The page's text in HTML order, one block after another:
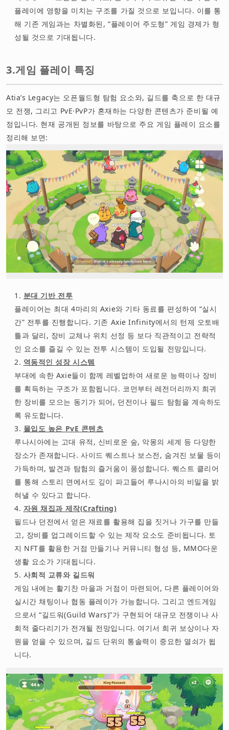
플레이에 영향을 미치는 구조를 가질 것으로 보입니다. 이를 통
해 기존 게임과는 차별화된, “플레이어 주도형” 게임 경제가 형
성될 것으로 기대됩니다.
3.게임 플레이 특징
Atia’s Legacy는 오픈월드형 탐험 요소와, 길드를 축으로 한 대규
모 전쟁, 그리고 PvE·PvP가 혼재하는 다양한 콘텐츠가 준비될 예
정입니다. 현재 공개된 정보를 바탕으로 주요 게임 플레이 요소를
정리해 보면:
분대 기반 전투
플레이어는 최대 4마리의 Axie와 기타 동료를 편성하여 “실시
간” 전투를 진행합니다. 기존 Axie Infinity에서의 턴제 오토배
틀과 달리, 장비 교체나 위치 선정 등 보다 직관적이고 전략적
인 요소를 즐길 수 있는 전투 시스템이 도입될 전망입니다.
역동적인 성장 시스템
부대에 속한 Axie들이 함께 레벨업하여 새로운 능력이나 장비
를 획득하는 구조가 포함됩니다. 코먼부터 레전더리까지 희귀
한 장비를 모으는 동기가 되어, 던전이나 필드 탐험을 계속하도
록 유도합니다.
몰입도 높은 PvE 콘텐츠
루나시아에는 고대 유적, 신비로운 숲, 악몽의 세계 등 다양한
장소가 존재합니다. 사이드 퀘스트나 보스전, 숨겨진 보물 등이
가득하며, 발견과 탐험의 즐거움이 풍성합니다. 퀘스트 클리어
를 통해 스토리 면에서도 깊이 파고들어 루나시아의 비밀을 밝
혀낼 수 있다고 합니다.
자원 채집과 제작(Crafting)
필드나 던전에서 얻은 재료를 활용해 집을 짓거나 가구를 만들
고, 장비를 업그레이드할 수 있는 제작 요소도 준비됩니다. 토
지 NFT를 활용한 거점 만들기나 커뮤니티 형성 등, MMO다운
생활 요소가 기대됩니다.
사회적 교류와 길드워
게임 내에는 활기찬 마을과 거점이 마련되어, 다른 플레이어와
실시간 채팅이나 협동 플레이가 가능합니다. 그리고 엔드게임
으로서 “길드워(Guild Wars)”가 구현되어 대규모 전쟁이나 사
회적 줄다리기가 전개될 전망입니다. 여기서 희귀 보상이나 자
원을 얻을 수 있으며, 길드 단위의 통솔력이 중요한 열쇠가 됩
니다.